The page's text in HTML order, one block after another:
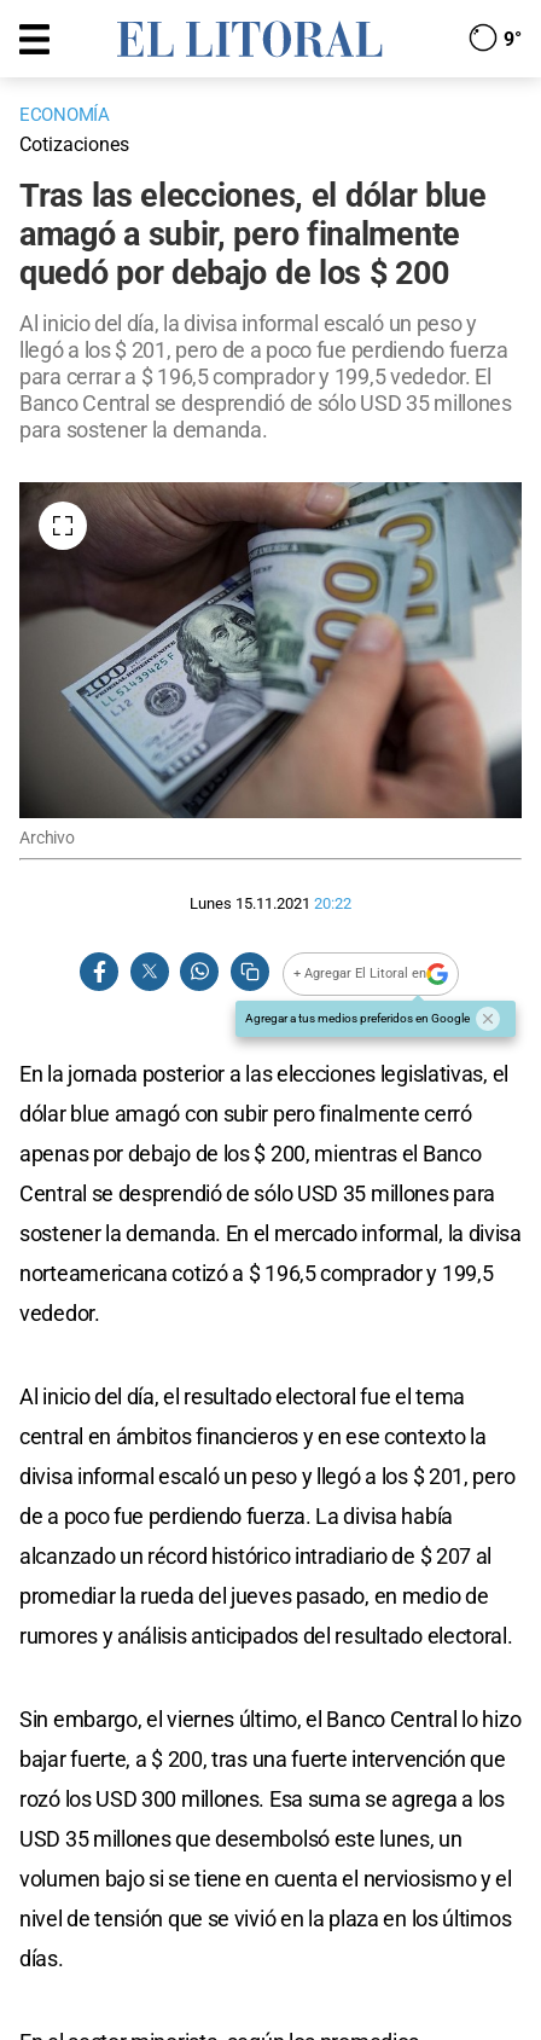
9°
ECONOMÍA
Cotizaciones
Tras las elecciones, el dólar blue
amagó a subir, pero finalmente
quedó por debajo de los $ 200
Al inicio del día, la divisa informal escaló un peso y
llegó a los $ 201, pero de a poco fue perdiendo fuerza
para cerrar a $ 196,5 comprador y 199,5 vededor. El
Banco Central se desprendió de sólo USD 35 millones
para sostener la demanda.
Archivo
Lunes 15.11.2021 20:22
+ Agregar El Litoral en
Agregar a tus medios preferidos en Google
En la jornada posterior a las elecciones legislativas, el
dólar blue amagó con subir pero finalmente cerró
apenas por debajo de los $ 200, mientras el Banco
Central se desprendió de sólo USD 35 millones para
sostener la demanda. En el mercado informal, la divisa
norteamericana cotizó a $ 196,5 comprador y 199,5
vededor.
Al inicio del día, el resultado electoral fue el tema
central en ámbitos financieros y en ese contexto la
divisa informal escaló un peso y llegó a los $ 201, pero
de a poco fue perdiendo fuerza. La divisa había
alcanzado un récord histórico intradiario de $ 207 al
promediar la rueda del jueves pasado, en medio de
rumores y análisis anticipados del resultado electoral.
Sin embargo, el viernes último, el Banco Central lo hizo
bajar fuerte, a $ 200, tras una fuerte intervención que
rozó los USD 300 millones. Esa suma se agrega a los
USD 35 millones que desembolsó este lunes, un
volumen bajo si se tiene en cuenta el nerviosismo y el
nivel de tensión que se vivió en la plaza en los últimos
días.